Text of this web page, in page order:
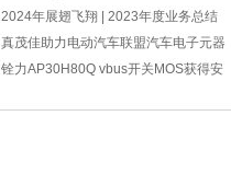
方案，完
2024年展翅飞翔 | 2023年度业务总结
交流大
真茂佳助力电动汽车联盟汽车电子元器
件工作
铨力AP30H80Q vbus开关MOS获得安